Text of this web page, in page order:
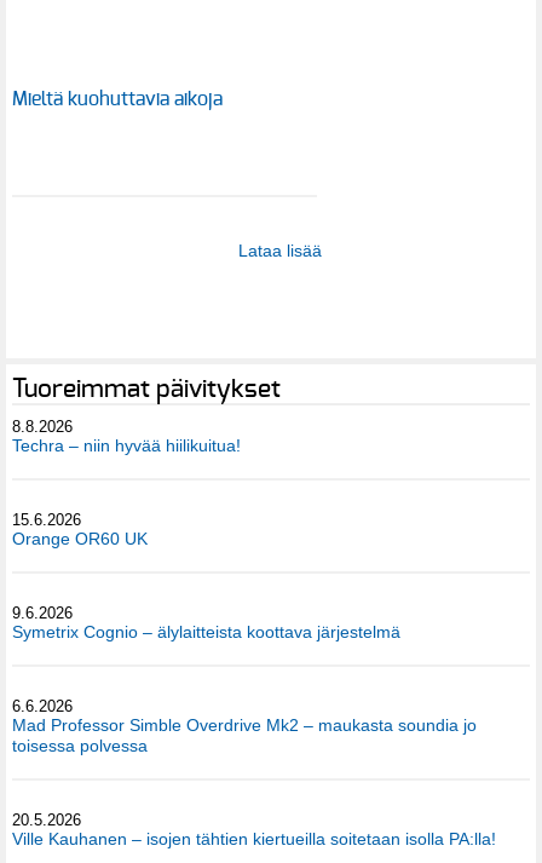
Mieltä kuohuttavia aikoja
Lataa lisää
Tuoreimmat päivitykset
8.8.2026
Techra – niin hyvää hiilikuitua!
15.6.2026
Orange OR60 UK
9.6.2026
Symetrix Cognio – älylaitteista koottava järjestelmä
6.6.2026
Mad Professor Simble Overdrive Mk2 – maukasta soundia jo
toisessa polvessa
20.5.2026
Ville Kauhanen – isojen tähtien kiertueilla soitetaan isolla PA:lla!